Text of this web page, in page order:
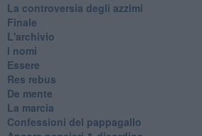
La controversia degli azzimi
Finale
L'archivio
I nomi
Essere
Res rebus
De mente
La marcia
Confessioni del pappagallo